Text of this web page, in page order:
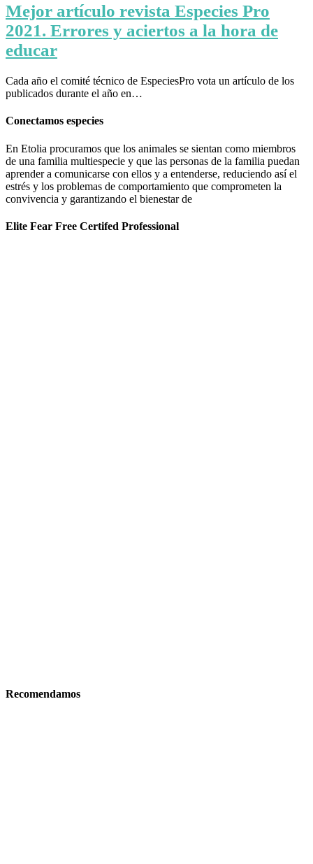
Mejor artículo revista Especies Pro
2021. Errores y aciertos a la hora de
educar
Cada año el comité técnico de EspeciesPro vota un artículo de los
publicados durante el año en…
Conectamos especies
En Etolia procuramos que los animales se sientan como miembros
de una familia multiespecie y que las personas de la familia puedan
aprender a comunicarse con ellos y a entenderse, reduciendo así el
estrés y los problemas de comportamiento que comprometen la
convivencia y garantizando el bienestar de
Elite Fear Free Certifed Professional
Recomendamos